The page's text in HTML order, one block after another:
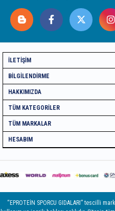
İLETIŞIM
BILGILENDIRME
HAKKIMIZDA
TÜM KATEGORILER
TÜM MARKALAR
HESABIM
“EPROTEİN SPORCU GIDALARI” tescilli